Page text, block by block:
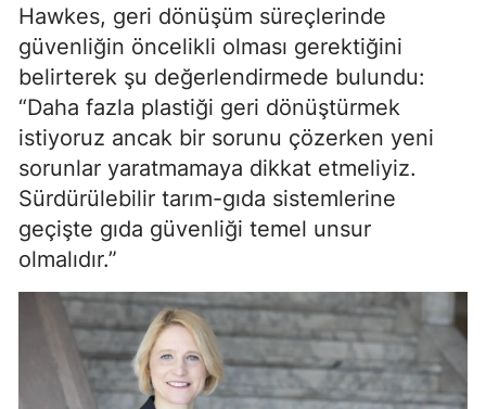
Hawkes, geri dönüşüm süreçlerinde
güvenliğin öncelikli olması gerektiğini
belirterek şu değerlendirmede bulundu:
“Daha fazla plastiği geri dönüştürmek
istiyoruz ancak bir sorunu çözerken yeni
sorunlar yaratmamaya dikkat etmeliyiz.
Sürdürülebilir tarım-gıda sistemlerine
geçişte gıda güvenliği temel unsur
olmalıdır.”